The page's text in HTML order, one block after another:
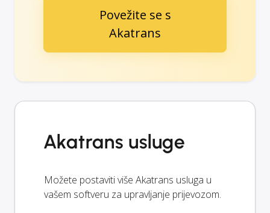
Povežite se s
Akatrans
Akatrans usluge
Možete postaviti više Akatrans usluga u
vašem softveru za upravljanje prijevozom.